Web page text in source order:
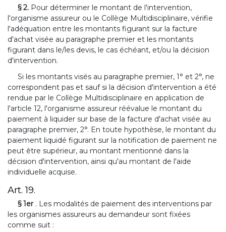
§ 2. Pour déterminer le montant de l'intervention,
l'organisme assureur ou le Collège Multidisciplinaire, vérifie
l'adéquation entre les montants figurant sur la facture
d'achat visée au paragraphe premier et les montants
figurant dans le/les devis, le cas échéant, et/ou la décision
d'intervention.
Si les montants visés au paragraphe premier, 1° et 2°, ne
correspondent pas et sauf si la décision d'intervention a été
rendue par le Collège Multidisciplinaire en application de
l'article 12, l'organisme assureur réévalue le montant du
paiement à liquider sur base de la facture d'achat visée au
paragraphe premier, 2°. En toute hypothèse, le montant du
paiement liquidé figurant sur la notification de paiement ne
peut être supérieur, au montant mentionné dans la
décision d'intervention, ainsi qu'au montant de l'aide
individuelle acquise.
Art. 19.
§ 1er. Les modalités de paiement des interventions par
les organismes assureurs au demandeur sont fixées
comme suit :